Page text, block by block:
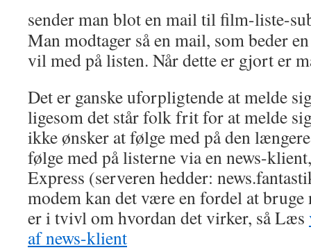
sender man blot en mail til film-liste-
Man modtager så en mail, som beder
vil med på listen. Når dette er gjort er
Det er ganske uforpligtende at melde
ligesom det står folk frit for at melde
ikke ønsker at følge med på den
følge med på listerne via en news-
Express (serveren hedder:
modem kan det være en fordel at
er i tvivl om hvordan det virker, så Læs
af news-klient